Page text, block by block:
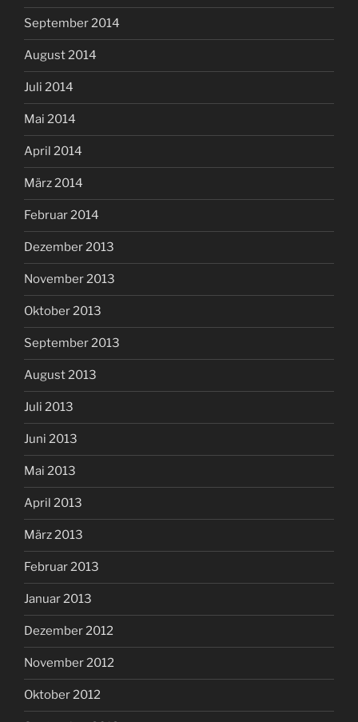
September 2014
August 2014
Juli 2014
Mai 2014
April 2014
März 2014
Februar 2014
Dezember 2013
November 2013
Oktober 2013
September 2013
August 2013
Juli 2013
Juni 2013
Mai 2013
April 2013
März 2013
Februar 2013
Januar 2013
Dezember 2012
November 2012
Oktober 2012